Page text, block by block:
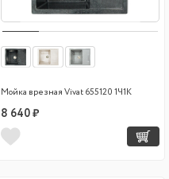
Мойка врезная Vivat 655120 1Ч1К
8 640 ₽